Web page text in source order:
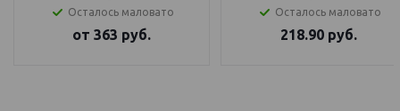
Осталось маловато
от 363 руб.
Осталось маловато
218.90 руб.